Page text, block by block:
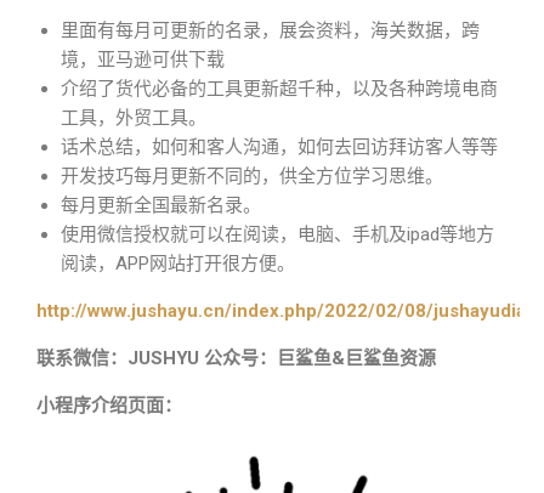
里面有每月可更新的名录，展会资料，海关数据，跨
境，亚马逊可供下载
介绍了货代必备的工具更新超千种，以及各种跨境电商
工具，外贸工具。
话术总结，如何和客人沟通，如何去回访拜访客人等等
开发技巧每月更新不同的，供全方位学习思维。
每月更新全国最新名录。
使用微信授权就可以在阅读，电脑、手机及ipad等地方
阅读，APP网站打开很方便。
http://www.jushayu.cn/index.php/2022/02/08/
联系微信：JUSHYU 公众号：巨鲨鱼&巨鲨鱼资源
小程序介绍页面：